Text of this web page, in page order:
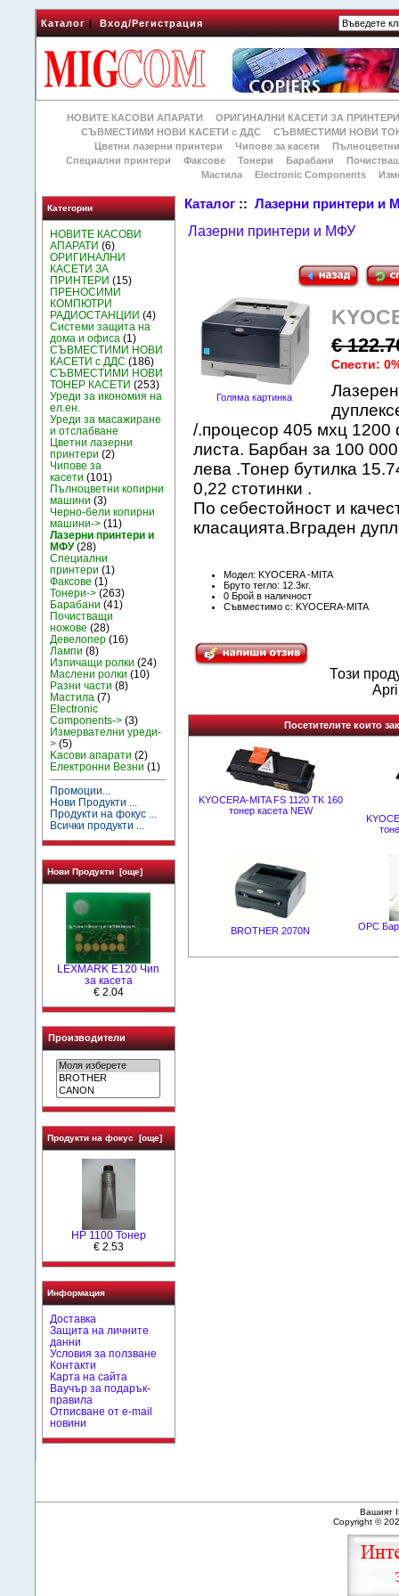
Каталог|Вход/Регистрация
НОВИТЕ КАСОВИ АПАРАТИ
ОРИГИНАЛНИ КАСЕТИ ЗА
СЪВМЕСТИМИ НОВИ КАСЕТИ с ДДС
СЪВМЕСТИМИ НОВИ
Цветни лазерни принтери
Чипове за касети
Специални принтери
Факсове Тонери Барабани
Мастила
Electronic Components
Категории
НОВИТЕ КАСОВИ
АПАРАТИ (6)
ОРИГИНАЛНИ
КАСЕТИ ЗА
ПРИНТЕРИ (15)
ПРЕНОСИМИ
КОМПЮТРИ
РАДИОСТАНЦИИ (4)
Системи защита на
дома и офиса (1)
СЪВМЕСТИМИ НОВИ
КАСЕТИ с ДДС (186)
СЪВМЕСТИМИ НОВИ
ТОНЕР КАСЕТИ (253)
Уреди за икономия на
ел.ен.
Уреди за масажиране
и отслабване
Цветни лазерни
принтери (2)
Чипове за
касети (101)
Пълноцветни копирни
машини (3)
Черно-бели копирни
машини-> (11)
Лазерни принтери и
МФУ(28)
Специални
принтери (1)
Факсове (1)
Тонери-> (263)
Барабани (41)
Почистващи
ножове (28)
Девелопер (16)
Лампи (8)
Изпичащи ролки (24)
Маслени ролки (10)
Разни части (8)
Мастила (7)
Electronic
Components-> (3)
Измервателни уреди-
> (5)
Kасови апарати (2)
Електронни Везни (1)
Промоции...
Нови Продукти ...
Продукти на фокус ...
Всички продукти ...
Нови Продукти [още]
LEXMARK Е120 Чип
за касета
€ 2.04
Производители
Продукти на фокус [още]
HP 1100 Тонер
€ 2.53
Информация
Доставка
Защита на личните
данни
Условия за ползване
Контакти
Карта на сайта
Ваучър за подарък-
правила
Отписване от e-mail
новини
Каталог ::Лазерни принтери и
Лазерни принтери и МФУ
Голяма картинка
€
Спести:
/.процесор 405 мхц 1200
листа. Барбан за 100
лева .Тонер бутилка
0,22 стотинки .
По себестойност и
класацията.Вграден
Модел: KYOCERA -MITA
Бруто тегло: 12.3кг.
0 Брой в наличност
Съвместимо с: KYOCERA-MITA
Този
Посетителите които
KYOCERA-MITA FS 1120 TK 160
тонер касета NEW
BROTHER 2070N OPC
Вашият
Copyright ©